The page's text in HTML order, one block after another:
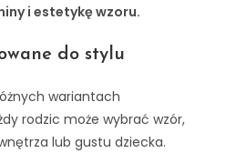
i estetykę wzoru.
do stylu
wariantach
rodzic może wybrać wzór,
lub gustu dziecka.